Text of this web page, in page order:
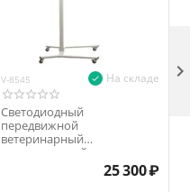
V-8545 На складе
Светодиодный
передвижной
ветеринарный
хирургический светильник
с регулировкой наклона и
высоты, 164-200 см25 300₽
